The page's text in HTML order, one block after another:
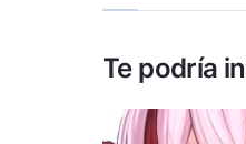
Te podría